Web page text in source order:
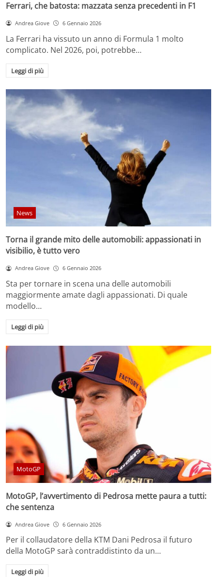
Ferrari, che batosta: mazzata senza precedenti in F1
Andrea Giove 6 Gennaio 2026
La Ferrari ha vissuto un anno di Formula 1 molto
complicato. Nel 2026, poi, potrebbe…
Leggi di più
News
Torna il grande mito delle automobili: appassionati in
visibilio, è tutto vero
Andrea Giove 6 Gennaio 2026
Sta per tornare in scena una delle automobili
maggiormente amate dagli appassionati. Di quale
modello…
Leggi di più
MotoGP
MotoGP, l’avvertimento di Pedrosa mette paura a tutti:
che sentenza
Andrea Giove 6 Gennaio 2026
Per il collaudatore della KTM Dani Pedrosa il futuro
della MotoGP sarà contraddistinto da un…
Leggi di più